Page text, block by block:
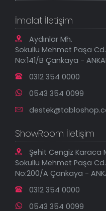
Geçerli İade Koşulları
Mesafeli Satış
Gizlilik Güvenlik Politikası
Tablonu Sen Tasarla
Tablo Saatler
Yeni Eklenenler
En Çok Satılanlar
İndirimli Tablolar
İmalat İletişim
Aydınlar Mh.
Sokullu Mehmet Paşa Cd.
No:141/B Çankaya -
0312 354 0000
0543 354 0099
ShowRoom İletişim
Şehit Cengiz Karaca
Sokullu Mehmet Paşa Cd.
No:200/A Çankaya -
0312 354 0000
0543 354 0099